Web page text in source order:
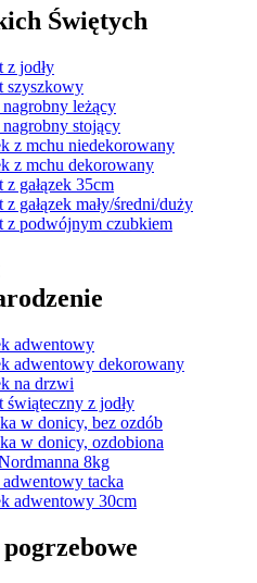
Świętych
z jodły
szyszkowy
leżący
stojący
z mchu niedekorowany
z mchu dekorowany
z gałązek 35cm
gałązek mały/średni/duży
z podwójnym czubkiem
adwentowy
adwentowy dekorowany
na drzwi
świąteczny z jodły
w donicy, bez ozdób
w donicy, ozdobiona
8kg
tacka
adwentowy 30cm